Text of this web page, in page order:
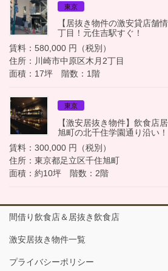
東京
【居抜き物件の激安貸店舗
丁目！元住吉駅すぐ！
賃料：580,000 円（税別）
住所：川崎市中原区木月2丁目
面積：17坪 階数：1階
東京
【激安居抜き物件】飲食店
旭町の北千住学園通り沿い！
賃料：300,000 円（税別）
住所：東京都足立区千住旭町
面積：約10坪 階数：2階
間借り飲食店＆居抜き飲食店
激安居抜き物件一覧
プライバシーポリシー